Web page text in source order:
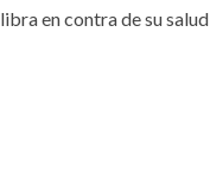
en contra de su salud